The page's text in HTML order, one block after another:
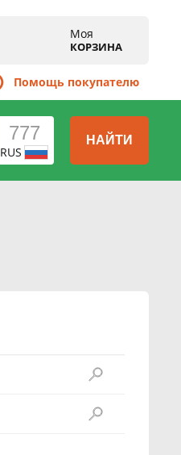
Моя
КОРЗИНА
Помощь покупателю
RUS
НАЙТИ